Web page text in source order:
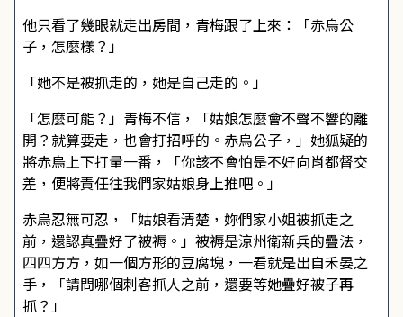
他只看了幾眼就走出房間，青梅跟了上來：「赤烏公
子，怎麼樣？」
「她不是被抓走的，她是自己走的。」
「怎麼可能？」青梅不信，「姑娘怎麼會不聲不響的離
開？就算要走，也會打招呼的。赤烏公子，」她狐疑的
將赤烏上下打量一番，「你該不會怕是不好向肖都督交
差，便將責任往我們家姑娘身上推吧。」
赤烏忍無可忍，「姑娘看清楚，妳們家小姐被抓走之
前，還認真疊好了被褥。」被褥是涼州衛新兵的疊法，
四四方方，如一個方形的豆腐塊，一看就是出自禾晏之
手，「請問哪個刺客抓人之前，還要等她疊好被子再
抓？」